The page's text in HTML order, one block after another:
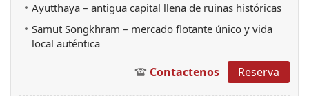
Ayutthaya – antigua capital llena de ruinas históricas
Samut Songkhram – mercado flotante único y vida
local auténtica
Contactenos Reserva